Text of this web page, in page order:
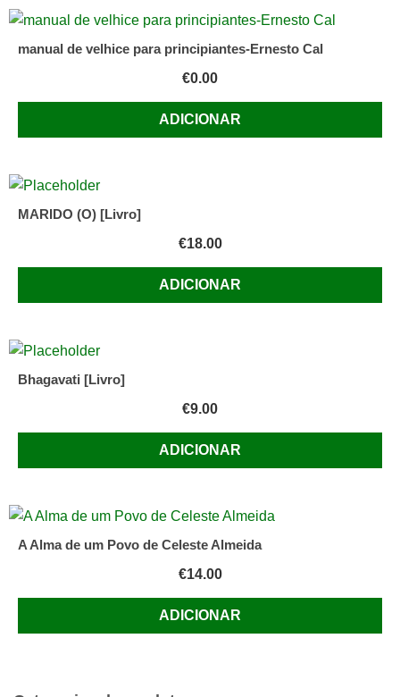
manual de velhice para principiantes-Ernesto Cal
€0.00
ADICIONAR
MARIDO (O) [Livro]
€18.00
ADICIONAR
Bhagavati [Livro]
€9.00
ADICIONAR
A Alma de um Povo de Celeste Almeida
€14.00
ADICIONAR